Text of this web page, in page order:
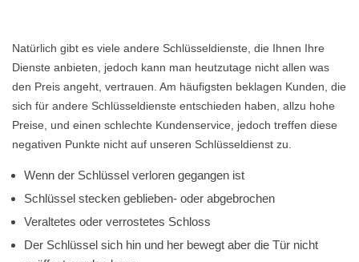
Natürlich gibt es viele andere Schlüsseldienste, die Ihnen Ihre
Dienste anbieten, jedoch kann man heutzutage nicht allen was
den Preis angeht, vertrauen. Am häufigsten beklagen Kunden, die
sich für andere Schlüsseldienste entschieden haben, allzu hohe
Preise, und einen schlechte Kundenservice, jedoch treffen diese
negativen Punkte nicht auf unseren Schlüsseldienst zu.
Wenn der Schlüssel verloren gegangen ist
Schlüssel stecken geblieben- oder abgebrochen
Veraltetes oder verrostetes Schloss
Der Schlüssel sich hin und her bewegt aber die Tür nicht